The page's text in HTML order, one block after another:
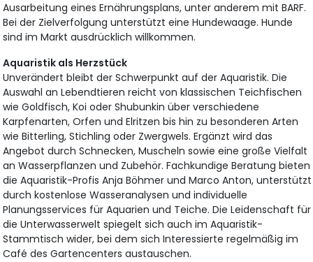
Ausarbeitung eines Ernährungsplans, unter anderem mit BARF.
Bei der Zielverfolgung unterstützt eine Hundewaage. Hunde
sind im Markt ausdrücklich willkommen.
Aquaristik als Herzstück
Unverändert bleibt der Schwerpunkt auf der Aquaristik. Die
Auswahl an Lebendtieren reicht von klassischen Teichfischen
wie Goldfisch, Koi oder Shubunkin über verschiedene
Karpfenarten, Orfen und Elritzen bis hin zu besonderen Arten
wie Bitterling, Stichling oder Zwergwels. Ergänzt wird das
Angebot durch Schnecken, Muscheln sowie eine große Vielfalt
an Wasserpflanzen und Zubehör. Fachkundige Beratung bieten
die Aquaristik-Profis Anja Böhmer und Marco Anton, unterstützt
durch kostenlose Wasseranalysen und individuelle
Planungsservices für Aquarien und Teiche. Die Leidenschaft für
die Unterwasserwelt spiegelt sich auch im Aquaristik-
Stammtisch wider, bei dem sich Interessierte regelmäßig im
Café des Gartencenters austauschen.